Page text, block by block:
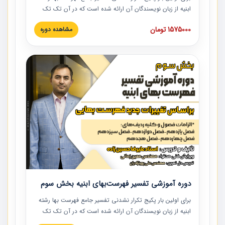
ابنیه از زبان نویسندگان آن ارائه شده است که در آن تک تک
ردیف ها و مطالب فهرست بها تفسیر و ارائه شده است. این
دوره به صورت کامل تصویری بوده و به همراه تصاویر عملیات
دوره با کلام مهندس علیرضاحسین‌زاده مدیر پروژه مهندسی
مشاور در امر بازنگری فهرست بها رشته ابنیه ارائه شده و به تمام
همکارانی که در حوزه صنعت ساخت در حال فعالیت هستند حتما
توصیه می کنیم از مطالب این دوره استفاده نمایند.
1575000 تومان مشاهده دوره
دوره آموزشی تفسیر فهرست‌بهای ابنیه بخش سوم
برای اولین بار پکیج تکرار نشدنی تفسیر جامع فهرست بها رشته
ابنیه از زبان نویسندگان آن ارائه شده است که در آن تک تک
ردیف ها و مطالب فهرست بها تفسیر و ارائه شده است. این